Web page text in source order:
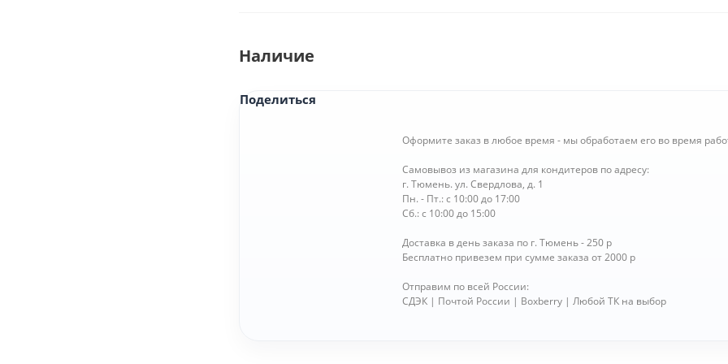
Наличие
Поделиться
Оформите заказ в любое время - мы обработаем его во время
Самовывоз из магазина для кондитеров по адресу:
г. Тюмень. ул. Свердлова, д. 1
Пн. - Пт.: с 10:00 до 17:00
Сб.: с 10:00 до 15:00
Доставка в день заказа по г. Тюмень - 250 р
Бесплатно привезем при сумме заказа от 2000 р
Отправим по всей России:
СДЭК | Почтой России | Boxberry | Любой ТК на выбор